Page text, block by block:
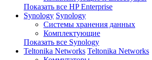
Показать все HP Enterprise
Synology Synology
Системы хранения данных
Комплектующие
Показать все Synology
Teltonika Networks Teltonika Networks